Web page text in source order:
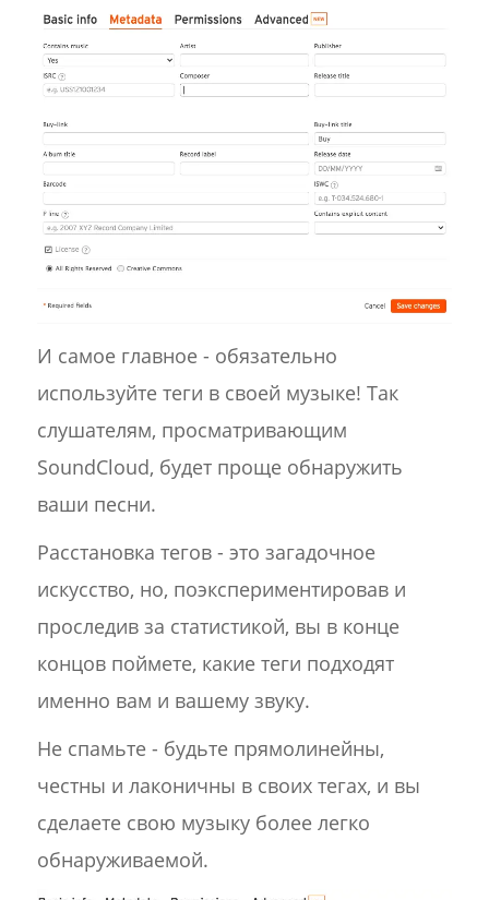
И самое главное - обязательно
используйте теги в своей музыке! Так
слушателям, просматривающим
SoundCloud, будет проще обнаружить
ваши песни.
Расстановка тегов - это загадочное
искусство, но, поэкспериментировав и
проследив за статистикой, вы в конце
концов поймете, какие теги подходят
именно вам и вашему звуку.
Не спамьте - будьте прямолинейны,
честны и лаконичны в своих тегах, и вы
сделаете свою музыку более легко
обнаруживаемой.